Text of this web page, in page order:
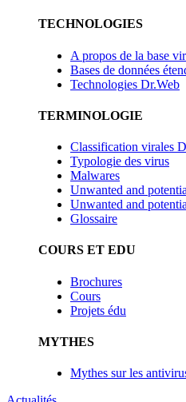
TECHNOLOGIES
A propos de la base
Bases de données
Technologies Dr.Web
TERMINOLOGIE
Classification virales
Typologie des virus
Malwares
Unwanted and
Unwanted and
Glossaire
COURS ET EDU
Brochures
Cours
Projets édu
MYTHES
Mythes sur les